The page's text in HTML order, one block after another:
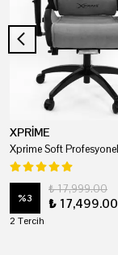
XPRİME
%3
₺ 17,999.00
₺ 17,499.00
2 Tercih